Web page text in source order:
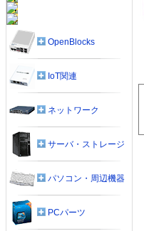
OpenBlocks
IoT関連
ネットワーク
サーバ・ストレージ
パソコン・周辺機器
PCパーツ